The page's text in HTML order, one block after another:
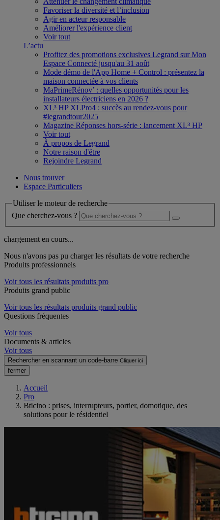
Favoriser la diversité et l’inclusion
Agir en acteur responsable
Améliorer l'expérience client
Voir tout
L’actu
Profitez des promotions exclusives Legrand sur Mon
Espace Connecté jusqu'au 31 août
Mode démo de l'App Home + Control : présentez la
maison connectée à vos clients
MaPrimeRénov’ : quelles opportunités pour les
installateurs électriciens en 2026 ?
XL³ HP XLPro4 : succès au rendez-vous pour
#legrandtour2025
Magazine Réponses hors-série : lancement XL³ HP
Voir tout
À propos de Legrand
Notre raison d'être
Rejoindre Legrand
Nous trouver
Espace Particuliers
Utiliser le moteur de recherche
Que cherchez-vous ?
chargement en cours...
Nous n'avons pas pu charger les résultats de votre recherche
Produits professionnels
Voir tous les résultats produits pro
Produits grand public
Voir tous les résultats produits grand public
Questions fréquentes
Voir tous
Documents & articles
Voir tous
Rechercher en scannant un code-barre Cliquer ici
fermer
Accueil
Pro
Bticino : prises, interrupteurs, portier, domotique, des
solutions pour le résidentiel